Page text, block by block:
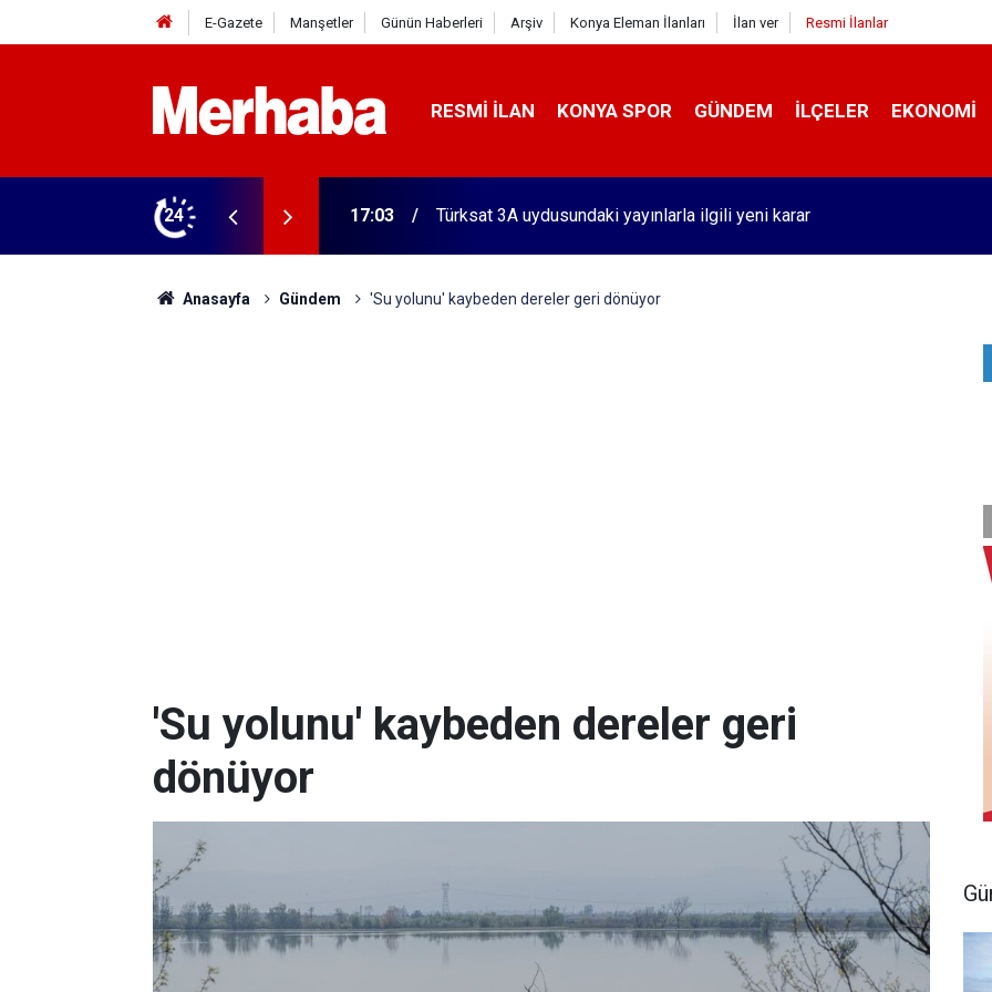
E-Gazete Manşetler Günün Haberleri Arşiv Konya Eleman İlanları İlan ver Resmi İlanlar
RESMI İLAN KONYA SPOR GÜNDEM İLÇELER EKONOMI
24 16:57 Türkiye'de benzin fiyatlarında tarihi olay! Bu 51 şehirde yeni dönem
Anasayfa Gündem 'Su yolunu' kaybeden dereler geri dönüyor
'Su yolunu' kaybeden dereler geri
dönüyor